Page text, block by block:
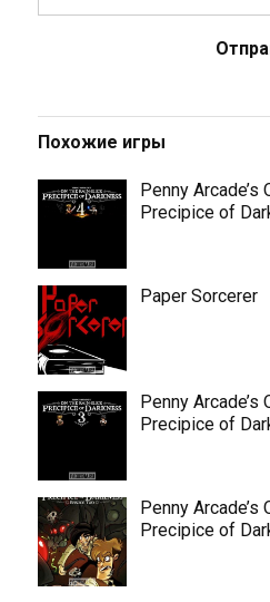
Похожие игры
Penny Arcade’s
Precipice of
Paper Sorcerer
Penny Arcade’s
Precipice of
Penny Arcade’s
Precipice of